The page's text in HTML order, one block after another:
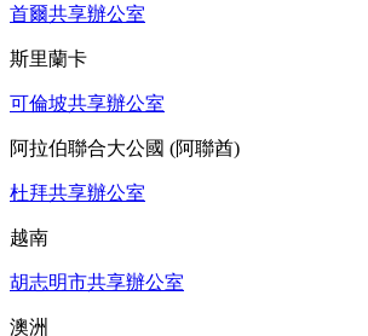
首爾共享辦公室
斯里蘭卡
可倫坡共享辦公室
阿拉伯聯合大公國 (阿聯酋)
杜拜共享辦公室
越南
胡志明市共享辦公室
澳洲